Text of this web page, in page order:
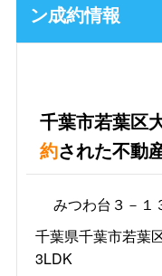
ン成約情報
千葉市若葉区
約された不動
みつわ台３－１
千葉県千葉市若葉
3LDK